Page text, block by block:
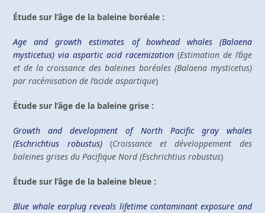
Étude sur l’âge de la baleine boréale :
Age and growth estimates of bowhead whales (Balaena
mysticetus) via aspartic acid racemization (Estimation de l’âge
et de la croissance des baleines boréales (Balaena mysticetus)
par racémisation de l’acide aspartique)
Étude sur l’âge de la baleine grise :
Growth and development of North Pacific gray whales
(Eschrichtius robustus)(Croissance et développement des
baleines grises du Pacifique Nord (Eschrichtius robustus)
Étude sur l’âge de la baleine bleue :
Blue whale earplug reveals lifetime contaminant exposure and